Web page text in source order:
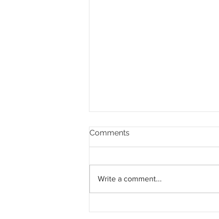
Comments
Write a comment...